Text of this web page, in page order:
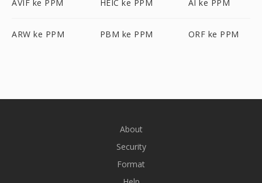
AVIF ke PPM HEIC ke PPM AI ke PPM
ARW ke PPM PBM ke PPM ORF ke PPM
About
Security
Format